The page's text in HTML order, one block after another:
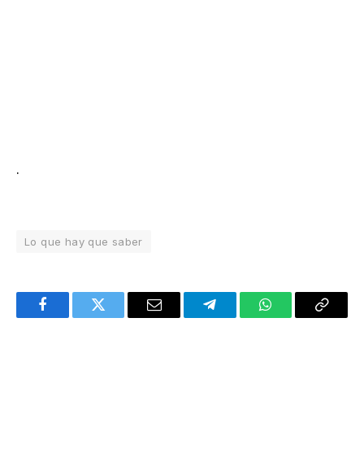
.
Lo que hay que saber
FacebookTwitter Email TelegramWhatsAppCopy